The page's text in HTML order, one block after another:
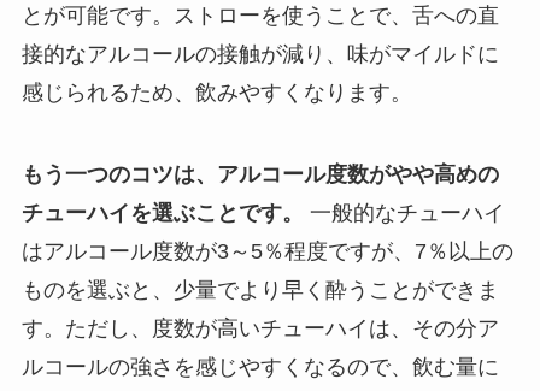
とが可能です。ストローを使うことで、舌への直
接的なアルコールの接触が減り、味がマイルドに
感じられるため、飲みやすくなります。
もう一つのコツは、アルコール度数がやや高めの
チューハイを選ぶことです。
一般的なチューハイ
はアルコール度数が3～5％程度ですが、7％以上の
ものを選ぶと、少量でより早く酔うことができま
す。ただし、度数が高いチューハイは、その分ア
ルコールの強さを感じやすくなるので、飲む量に